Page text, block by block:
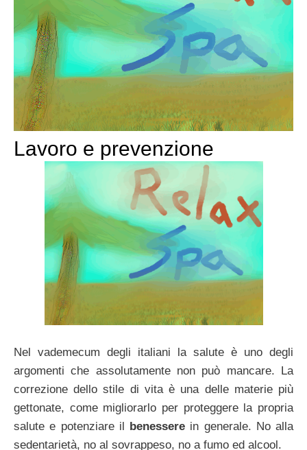
Lavoro e prevenzione
Nel vademecum degli italiani la salute è uno degli
argomenti che assolutamente non può mancare. La
correzione dello stile di vita è una delle materie più
gettonate, come migliorarlo per proteggere la propria
salute e potenziare il benessere in generale. No alla
sedentarietà, no al sovrappeso, no a fumo ed alcool.